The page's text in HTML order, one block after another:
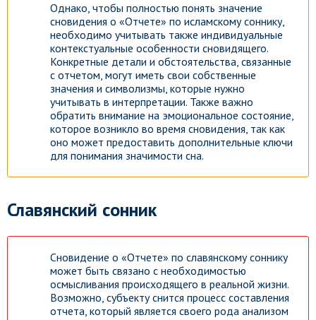
Однако, чтобы полностью понять значение
сновидения о «Отчете» по исламскому соннику,
необходимо учитывать также индивидуальные
контекстуальные особенности сновидящего.
Конкретные детали и обстоятельства, связанные
с отчетом, могут иметь свои собственные
значения и символизмы, которые нужно
учитывать в интерпретации. Также важно
обратить внимание на эмоциональное состояние,
которое возникло во время сновидения, так как
оно может предоставить дополнительные ключи
для понимания значимости сна.
Славянский сонник
Сновидение о «Отчете» по славянскому соннику
может быть связано с необходимостью
осмысливания происходящего в реальной жизни.
Возможно, субъекту снится процесс составления
отчета, который является своего рода анализом